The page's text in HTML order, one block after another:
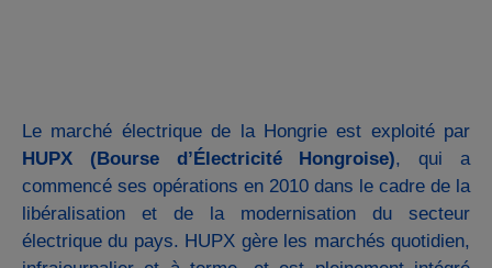
Le marché électrique de la Hongrie est exploité par
HUPX (Bourse d’Électricité Hongroise), qui a
commencé ses opérations en 2010 dans le cadre de la
libéralisation et de la modernisation du secteur
électrique du pays. HUPX gère les marchés quotidien,